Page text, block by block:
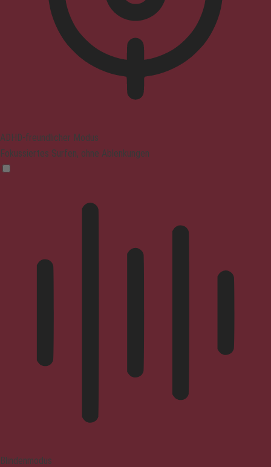
ADHD-freundlicher Modus
Fokussiertes Surfen, ohne Ablenkungen
Blindenmodus